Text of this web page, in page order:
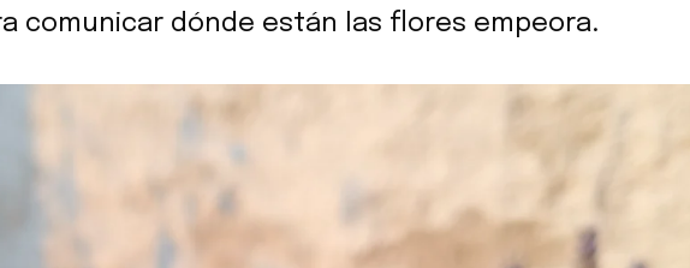
comunicar dónde están las flores empeora.